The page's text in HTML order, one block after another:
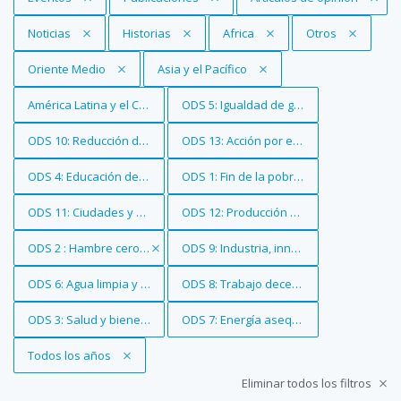
Eliminar filtro
Noticias Eliminar filtro
Historias Eliminar filtro
Africa Eliminar filtro
Otros
Eliminar filtro
Oriente Medio Eliminar filtro
Asia y el Pacífico
Eliminar filtro
América Latina y el Caribe Eliminar filtro
ODS 5: Igualdad de género
Eliminar filtro
ODS 10: Reducción de las desigualdades
Eliminar filtro
ODS 13: Acción por el clima
Eliminar filtro
ODS 4: Educación de calidadEliminar filtro
ODS 1: Fin de la pobreza
Eliminar filtro
ODS 11: Ciudades y comunidades sostenibles
Eliminar filtro
ODS 12: Producción y consumo
Eliminar filtro
ODS 2 : Hambre cero Eliminar filtro
ODS 9: Industria, innovación e
Eliminar filtro
ODS 6: Agua limpia y saneamientoEliminar filtro
ODS 8: Trabajo decente y crecimiento
Eliminar filtro
ODS 3: Salud y bienestar Eliminar filtro
ODS 7: Energía asequible y no
Eliminar filtro
Todos los años
Eliminar todos los filtros